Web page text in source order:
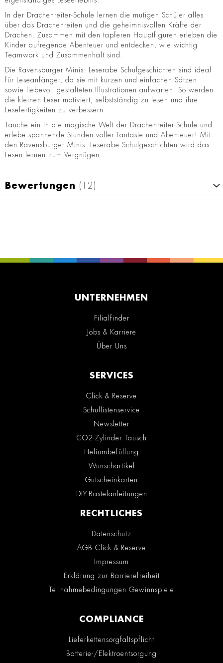
In der Drachenreiter-Schule lernen die mutigen Schüler alles
über das Drachenreiten und die geheimnisvollen Kräfte der
Drachen. Zusammen mit den tapferen Hauptfiguren erleben die
Kinder aufregende Abenteuer und entdecken, wie wichtig
Teamwork und Zusammenhalt sind.
Die Ravensburger Minis: Leserabe Schulgeschichten sind ideal
für Leseanfänger, da sie mit kurzen und einfachen Sätzen
sowie liebevoll gestalteten Illustrationen aufwarten. So werden
die kleinen Leser motiviert, selbstständig zu lesen und ihre
Lesefertigkeiten zu verbessern.
Tauche ein in die magische Welt der Drachenreiter-Schule und
erlebe spannende Stunden voller Fantasie und Abenteuer! Mit
den Ravensburger Minis: Leserabe Schulgeschichten wird das
Lesen lernen zum Vergnügen.
Bewertungen 12
UNTERNEHMEN
Filialfinder
Jobs & Karriere
Über Uns
SERVICES
Click & Reserve
Schullistenservice
Newsletter
CO2-Zylinder Tausch
Heliumbefüllung
Wunschartikel
Gutscheinkarten
DIY-Bastelanleitungen
RECHTLICHES
Datenschutz
AGB Click & Reserve
Impressum
Erklärung zur Barrierefreiheit
Teilnahmebedingungen Gewinnspiele
COMPLIANCE
Lieferkettensorgfaltspflicht
Batterie-/Elektroentsorgung